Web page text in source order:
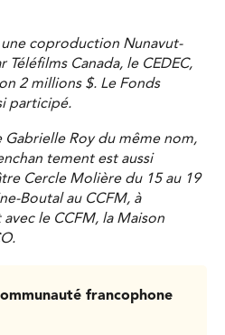
une coproduction Nunavut-
Téléfilms Canada, le CEDEC,
2 millions $. Le Fonds
participé.
Gabrielle Roy du même nom,
tement est aussi
Cercle Molière du 15 au 19
Boutal au CCFM, à
le CCFM, la Maison
francophone